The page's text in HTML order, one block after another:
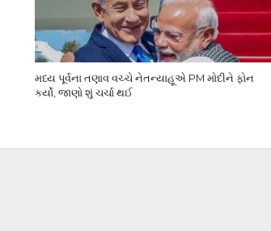
મધ્ય પૂર્વના તણાવ વચ્ચે નેતન્યાહૂએ PM મોદીને ફોન
કર્યો, જાણો શું ચર્ચા થઈ